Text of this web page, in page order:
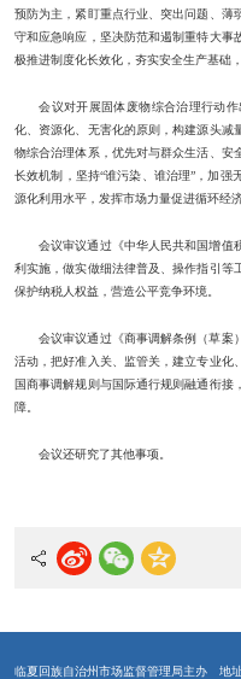
预防为主，紧盯重点行业、突出问题、薄
守和应急响应，坚决防范和遏制重特大事
极推进制度化长效化，夯实安全生产基础
会议对开展固体废物综合治理行动作
化、资源化、无害化的原则，构建源头减
物综合治理体系，优先对与群众生活、安
长效机制，坚持“谁污染、谁治理”，加
源化利用水平，发挥市场力量促进循环经济
会议审议通过《中华人民共和国增值
利实施，做实做细法律普及、操作指引等
保护纳税人权益，营造公平竞争环境。
会议审议通过《商事调解条例（草案
活动，把好准入关、监管关，建立专业化
国商事调解规则与国际通行规则融通衔
障。
会议还研究了其他事项。
临夏回族自治州市场监督管理局主办 地